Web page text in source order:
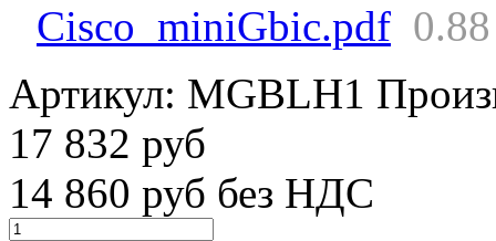
Cisco_miniGbic.pdf
Артикул: MGBLH1
17 832 руб
14 860 руб без НДС